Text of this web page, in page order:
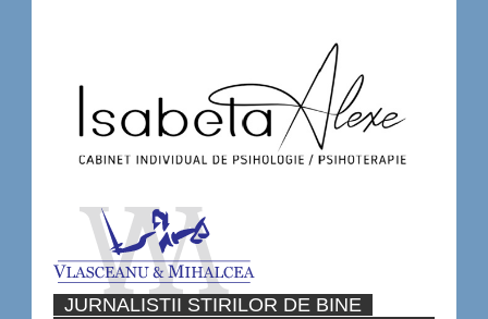
JURNALISTII STIRILOR DE BINE